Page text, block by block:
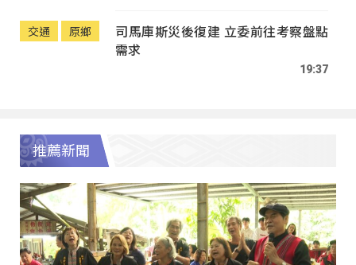
交通 原鄉
司馬庫斯災後復建 立委前往考察盤點
需求
19:37
推薦新聞